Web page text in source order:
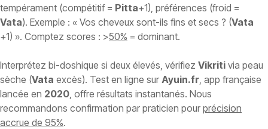
tempérament (compétitif = Pitta+1), préférences (froid =
Vata). Exemple : « Vos cheveux sont-ils fins et secs ? (Vata
+1) ». Comptez scores : >50% = dominant.
Interprétez bi-doshique si deux élevés, vérifiez Vikriti via peau
sèche (Vata excès). Test en ligne sur Ayuin.fr , app française
lancée en 2020 , offre résultats instantanés. Nous
recommandons confirmation par praticien pour précision
accrue de 95%.